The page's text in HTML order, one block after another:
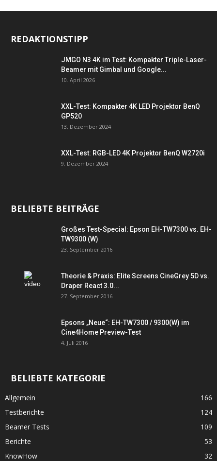
REDAKTIONSTIPP
JMGO N3 4K im Test: Kompakter Triple-Laser-
Beamer mit Gimbal und Google...
10. April 2026
XXL-Test: Kompakter 4K LED Projektor BenQ
GP520
13. Dezember 2024
XXL-Test: RGB-LED 4K Projektor BenQ W2720i
9. Dezember 2024
BELIEBTE BEITRÄGE
Großes Test-Special: Epson EH-TW7300 vs. EH-
TW9300 (W)
23. September 2016
Theorie & Praxis: Elite Screens CineGrey 5D vs.
Draper React 3.0...
27. September 2016
Epsons „Neue“: EH-TW7300 / 9300(W) im
Cine4Home Preview-Test
4. Juli 2016
BELIEBTE KATEGORIE
Allgemein
166
Testberichte
124
Beamer Tests
109
Berichte
53
KnowHow
32